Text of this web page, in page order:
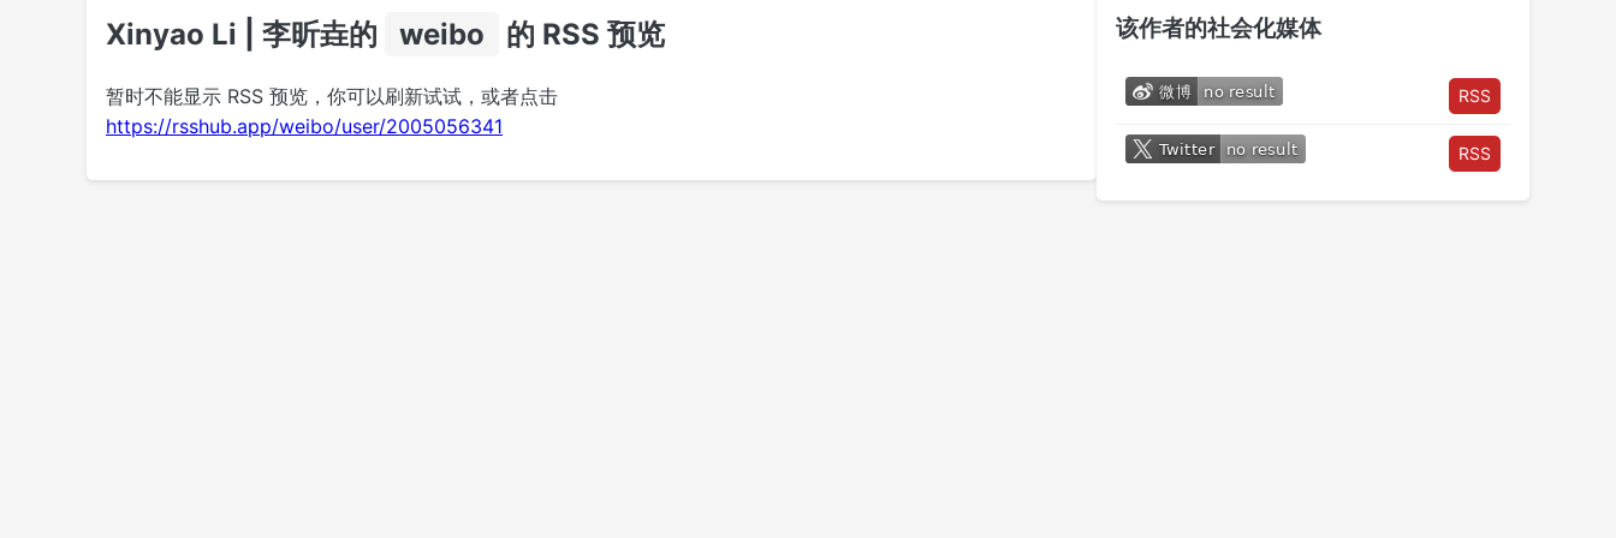
Xinyao Li | 李昕垚的 weibo 的 RSS 预览
暂时不能显示 RSS 预览，你可以刷新试试，或者点击
https://rsshub.app/weibo/user/2005056341
该作者的社会化媒体
RSS
RSS